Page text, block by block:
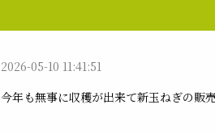
2026-05-10 11:41:51
今年も無事に収穫が出来て新玉ねぎの販